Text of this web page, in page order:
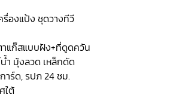
รื่องแป้ง ชุดวางทีวี
าแก๊สแบบฝัง+ที่ดูดควัน
มุ้งลวด เหล็กดัด
าร์ด, รปภ 24 ชม.
ใต้